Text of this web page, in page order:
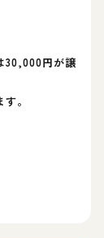
30,000円が譲
。